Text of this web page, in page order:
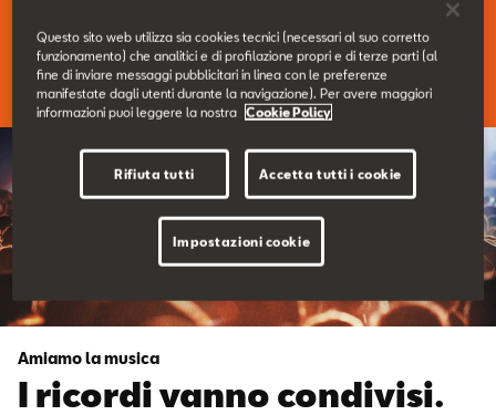
Configuratore
Guarda il video
Amiamo la musica
I ricordi vanno condivisi.
Questo sito web utilizza sia cookies tecnici (necessari al suo corretto
funzionamento) che analitici e di profilazione propri e di terze parti (al
fine di inviare messaggi pubblicitari in linea con le preferenze
manifestate dagli utenti durante la navigazione). Per avere maggiori
informazioni puoi leggere la nostra
Cookie Policy
Rifiuta tutti Accetta tutti i cookie
Impostazioni cookie